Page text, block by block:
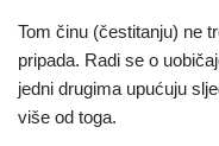
Tom činu (čestitanju) ne
pripada. Radi se o
jedni drugima upućuju
više od toga.